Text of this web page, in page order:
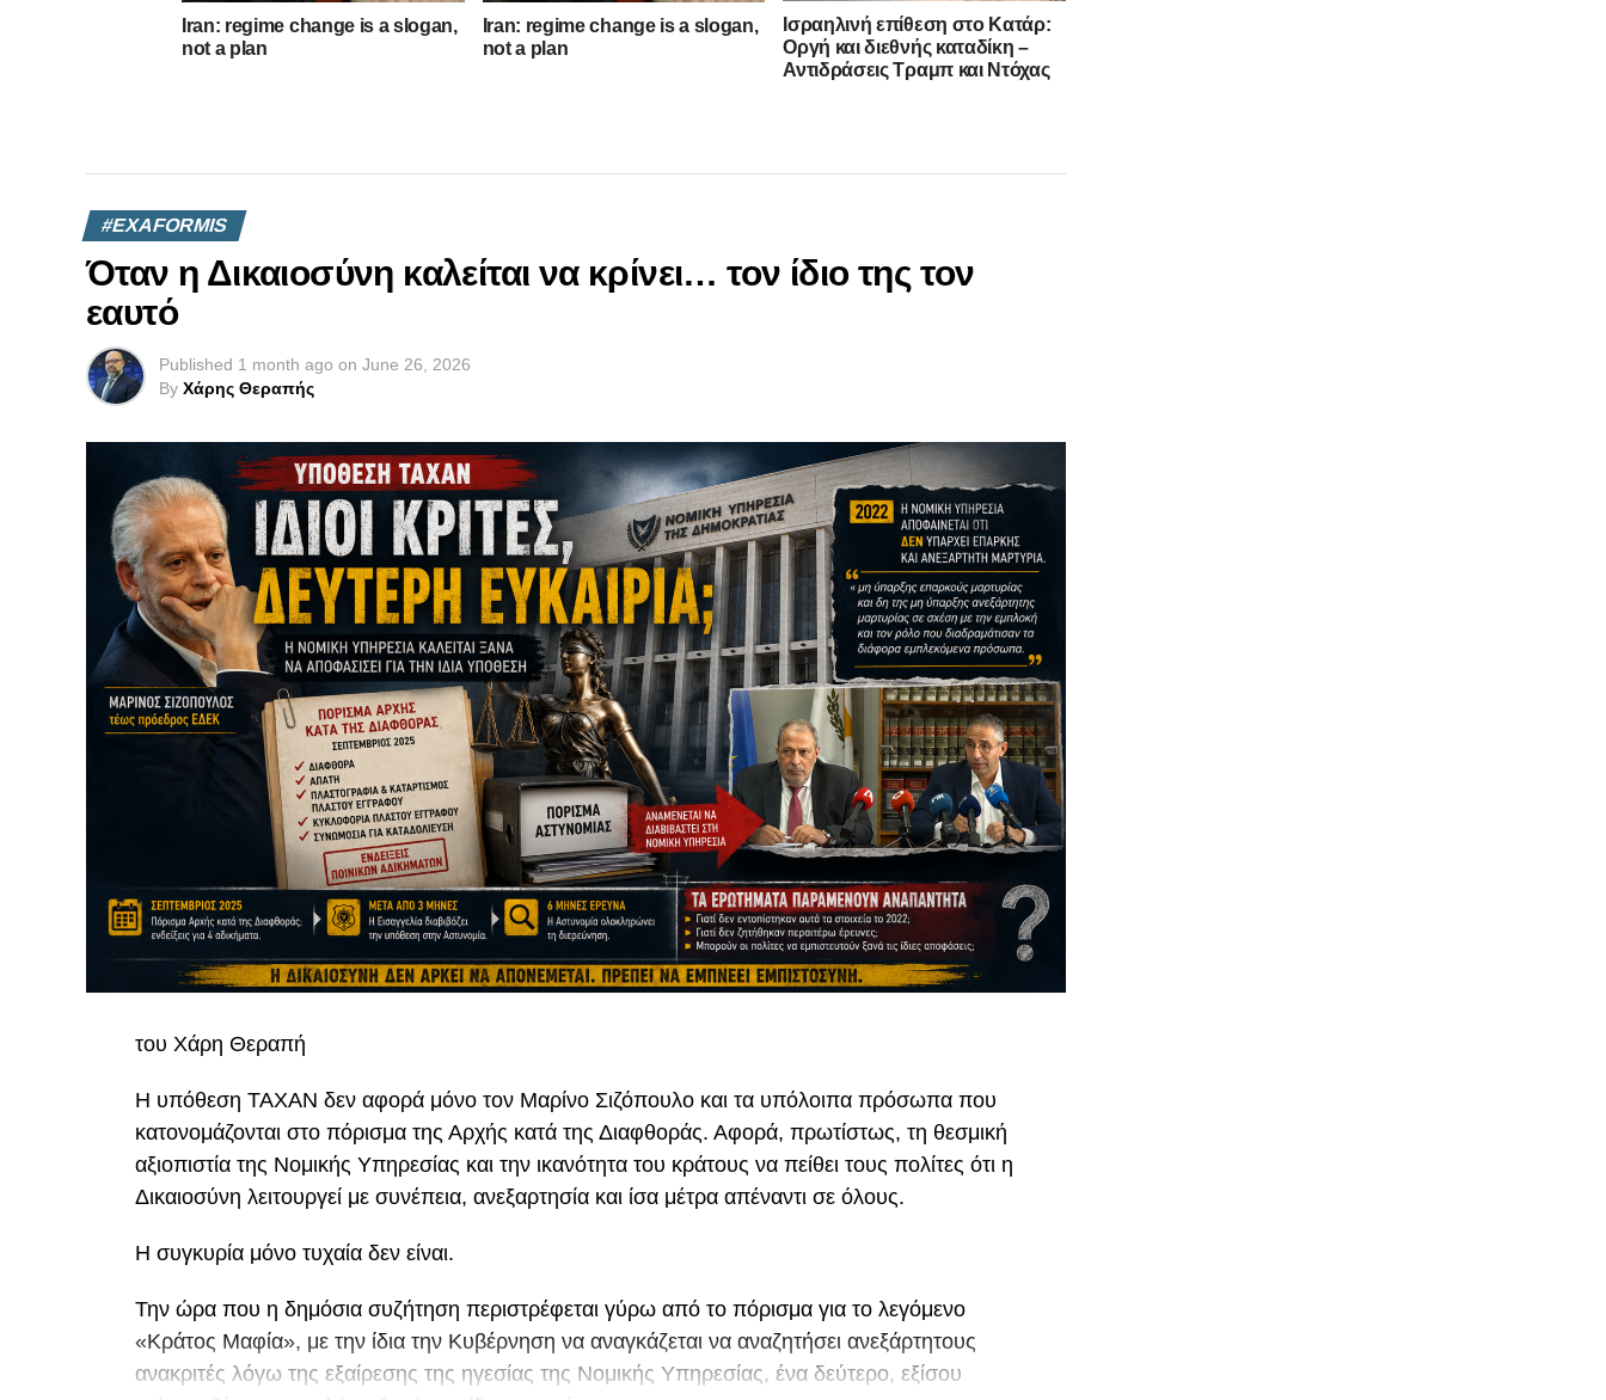
Iran: regime change is a slogan,
not a plan
Iran: regime change is a slogan,
not a plan
Ισραηλινή επίθεση στο Κατάρ:
Οργή και διεθνής καταδίκη –
Αντιδράσεις Τραμπ και Ντόχας
#EXAFORMIS
Όταν η Δικαιοσύνη καλείται να κρίνει… τον ίδιο της τον
εαυτό
Published 1 month ago on June 26, 2026
By Χάρης Θεραπής
του Χάρη Θεραπή
Η υπόθεση TAXAN δεν αφορά μόνο τον Μαρίνο Σιζόπουλο και τα υπόλοιπα πρόσωπα που
κατονομάζονται στο πόρισμα της Αρχής κατά της Διαφθοράς. Αφορά, πρωτίστως, τη θεσμική
αξιοπιστία της Νομικής Υπηρεσίας και την ικανότητα του κράτους να πείθει τους πολίτες ότι η
Δικαιοσύνη λειτουργεί με συνέπεια, ανεξαρτησία και ίσα μέτρα απέναντι σε όλους.
Η συγκυρία μόνο τυχαία δεν είναι.
Την ώρα που η δημόσια συζήτηση περιστρέφεται γύρω από το πόρισμα για το λεγόμενο
«Κράτος Μαφία», με την ίδια την Κυβέρνηση να αναγκάζεται να αναζητήσει ανεξάρτητους
ανακριτές λόγω της εξαίρεσης της ηγεσίας της Νομικής Υπηρεσίας, ένα δεύτερο, εξίσου